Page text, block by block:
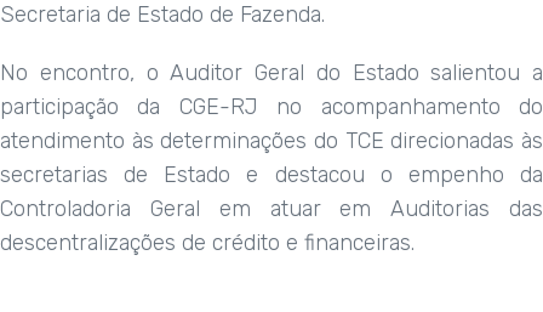
Secretaria de Estado de Fazenda.
No encontro, o Auditor Geral do Estado salientou a
participação da CGE-RJ no acompanhamento do
atendimento às determinações do TCE direcionadas às
secretarias de Estado e destacou o empenho da
Controladoria Geral em atuar em Auditorias das
descentralizações de crédito e financeiras.